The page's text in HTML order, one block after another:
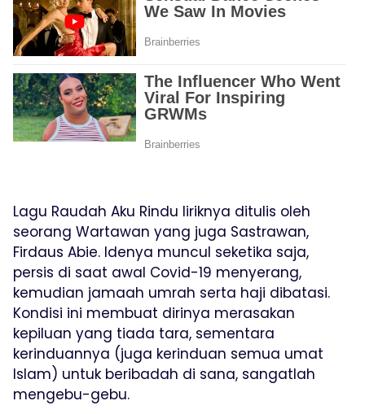
Lagu Raudah Aku Rindu liriknya ditulis oleh
seorang Wartawan yang juga Sastrawan,
Firdaus Abie. Idenya muncul seketika saja,
persis di saat awal Covid-19 menyerang,
kemudian jamaah umrah serta haji dibatasi.
Kondisi ini membuat dirinya merasakan
kepiluan yang tiada tara, sementara
kerinduannya (juga kerinduan semua umat
Islam) untuk beribadah di sana, sangatlah
mengebu-gebu.